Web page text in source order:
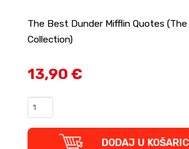
The Best Dunder Mifflin Quotes (The
Collection)
13,90 €
-
DODAJ U